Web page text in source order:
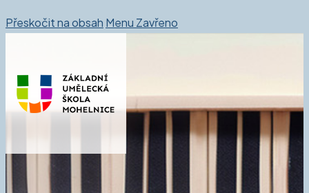
Přeskočit na obsah Menu Zavřeno